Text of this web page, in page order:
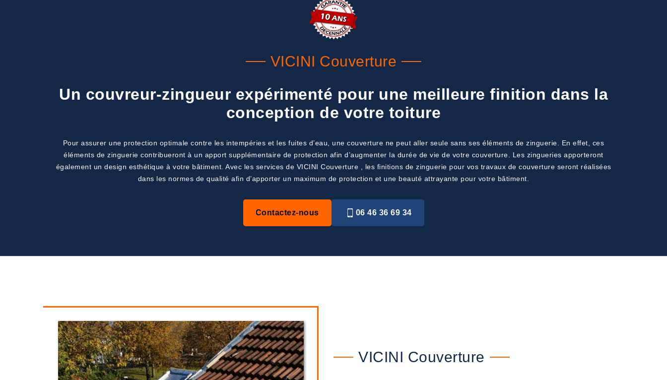
VICINI Couverture
Un couvreur-zingueur expérimenté pour une meilleure finition dans la
conception de votre toiture
Pour assurer une protection optimale contre les intempéries et les fuites d’eau, une couverture ne peut aller seule sans ses éléments de zinguerie. En effet, ces
éléments de zinguerie contribueront à un apport supplémentaire de protection afin d’augmenter la durée de vie de votre couverture. Les zingueries apporteront
également un design esthétique à votre bâtiment. Avec les services de VICINI Couverture , les finitions de zinguerie pour vos travaux de couverture seront réalisées
dans les normes de qualité afin d’apporter un maximum de protection et une beauté attrayante pour votre bâtiment.
Contactez-nous 06 46 36 69 34
VICINI Couverture